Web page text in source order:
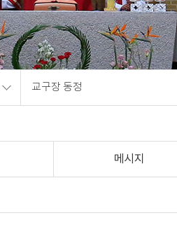
교구장 동정
메시지